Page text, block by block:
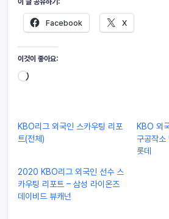
Facebook X
이것이 좋아요:
KBO리그 외국인 스카우팅 리포
트(전체)
KBO 외
구공작소
롯데
2020 KBO리그 외국인 선수 스
카우팅 리포트 – 삼성 라이온즈
데이비드 뷰캐넌